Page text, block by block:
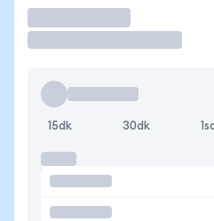
15dk 30dk